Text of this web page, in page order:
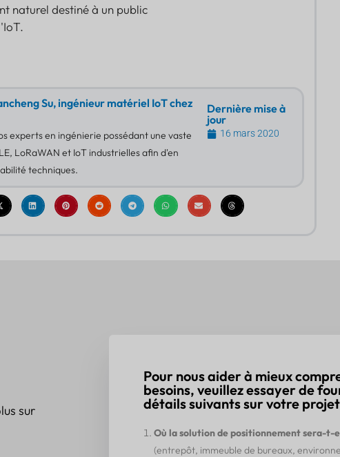
naturel destiné à un public
Su, ingénieur matériel IoT chez
experts en ingénierie possédant une vaste
LoRaWAN et IoT industrielles afin d'en
techniques.
Dernière mise à
jour
16 mars 2020
sur
Pour nous aider à mieux
besoins, veuillez essayer de
détails suivants sur votre
Où la solution de positionnement sera-t-
(entrepôt, immeuble de bureaux,